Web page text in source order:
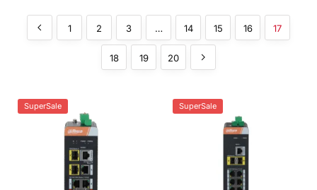
met
installatie
Camera's
Intercom
Contact Help Wagen
1 2 3 … 14 15 16 17
18 19 20
SuperSale SuperSale